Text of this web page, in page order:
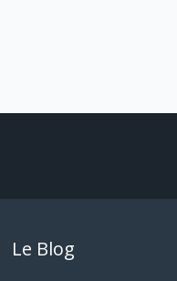
Le Blog